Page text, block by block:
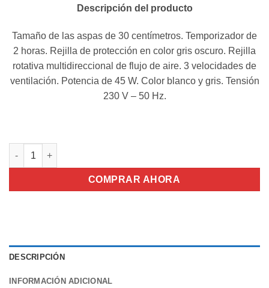
original
era:
39,00€.
actual
es:
25,00€.
Descripción del producto
Tamaño de las aspas de 30 centímetros. Temporizador de
2 horas. Rejilla de protección en color gris oscuro. Rejilla
rotativa multidireccional de flujo de aire. 3 velocidades de
ventilación. Potencia de 45 W. Color blanco y gris. Tensión
230 V – 50 Hz.
Ventilador Box Fan Orbegozo BF1030 cantidad
COMPRAR AHORA
DESCRIPCIÓN
INFORMACIÓN ADICIONAL